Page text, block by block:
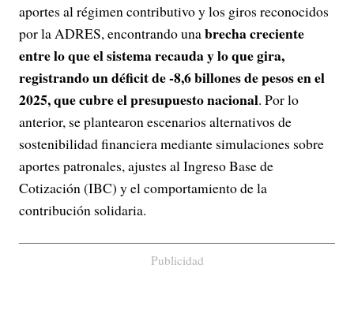
aportes al régimen contributivo y los giros reconocidos
por la ADRES, encontrando unabrecha creciente
entre lo que el sistema recauda y lo que gira,
registrando un déficit de -8,6 billones de pesos en el
2025, que cubre el presupuesto nacional. Por lo
anterior, se plantearon escenarios alternativos de
sostenibilidad financiera mediante simulaciones sobre
aportes patronales, ajustes al Ingreso Base de
Cotización (IBC) y el comportamiento de la
contribución solidaria.
Publicidad